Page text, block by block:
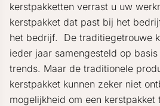
kerstpakketten verrast u uw
kerstpakket dat past bij het
het bedrijf. De traditiegetrouwe
ieder jaar samengesteld op
trends. Maar de traditionele
kerstpakket kunnen zeker niet
mogelijkheid om een kerstpakket